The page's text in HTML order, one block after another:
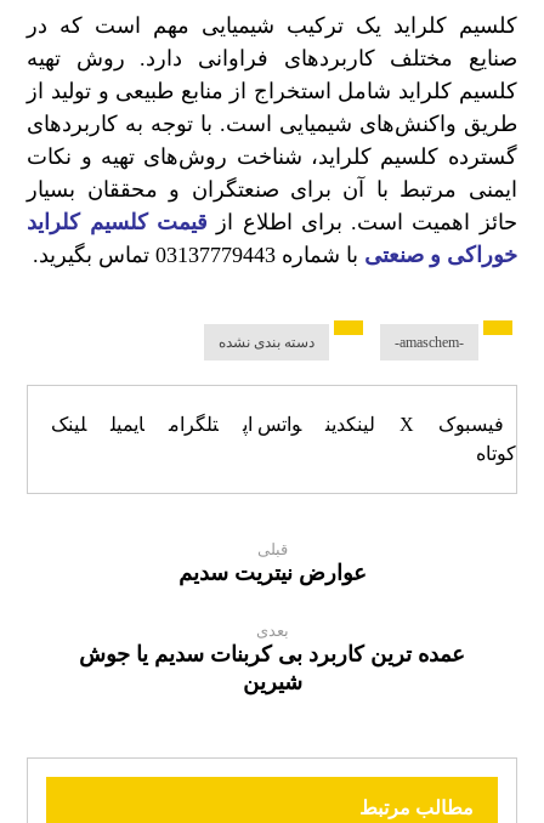
کلسیم کلراید یک ترکیب شیمیایی مهم است که در
صنایع مختلف کاربردهای فراوانی دارد. روش‌ تهیه
کلسیم کلراید شامل استخراج از منابع طبیعی و تولید از
طریق واکنش‌های شیمیایی است. با توجه به کاربردهای
گسترده کلسیم کلراید، شناخت روش‌های تهیه و نکات
ایمنی مرتبط با آن برای صنعتگران و محققان بسیار
حائز اهمیت است. برای اطلاع از قیمت کلسیم کلراید
خوراکی و صنعتی با شماره 03137779443 تماس بگیرید.
-amaschem- دسته بندی نشده
فیسبوک X لینکدین واتس اپ تلگرام ایمیل
لینک
کوتاه
قبلی
عوارض نیتریت سدیم
بعدی
عمده ترین کاربرد بی کربنات سدیم یا جوش
شیرین
مطالب مرتبط